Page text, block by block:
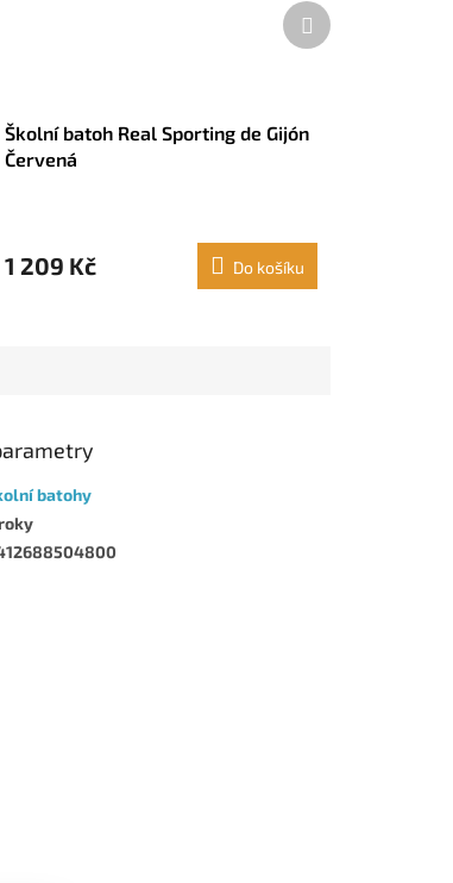
Školní batoh Real Sporting de Gijón
Červená
1 209 Kč Do košíku
Další
produkt
batohy